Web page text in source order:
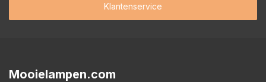
Klantenservice
Mooielampen.com